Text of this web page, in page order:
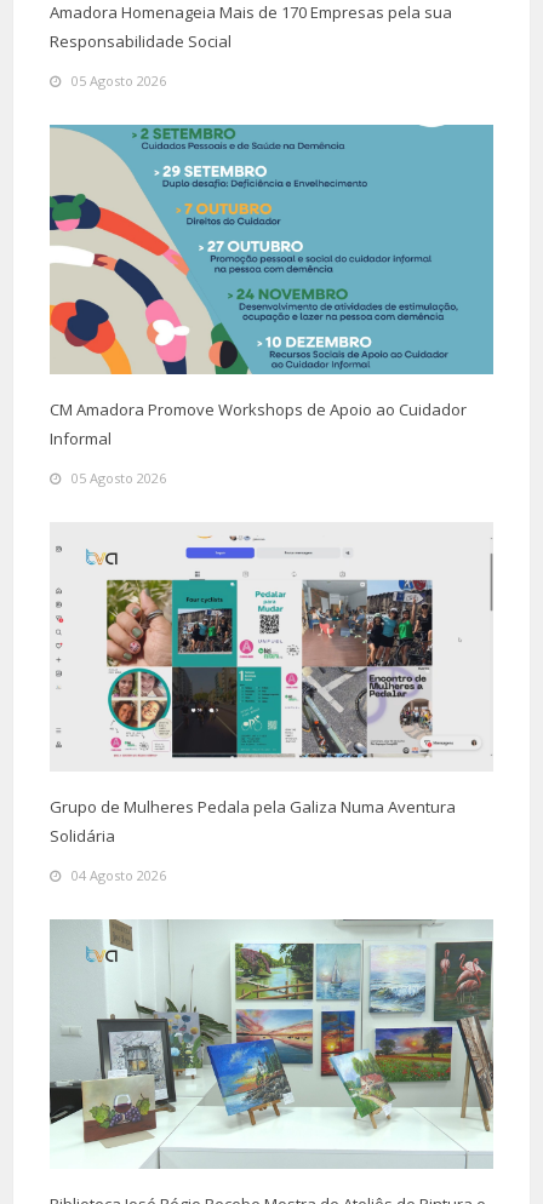
Amadora Homenageia Mais de 170 Empresas pela sua
Responsabilidade Social
05 Agosto 2026
CM Amadora Promove Workshops de Apoio ao Cuidador
Informal
05 Agosto 2026
Grupo de Mulheres Pedala pela Galiza Numa Aventura
Solidária
04 Agosto 2026